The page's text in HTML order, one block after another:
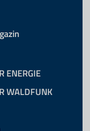
ENERGIE
WALDFUNK